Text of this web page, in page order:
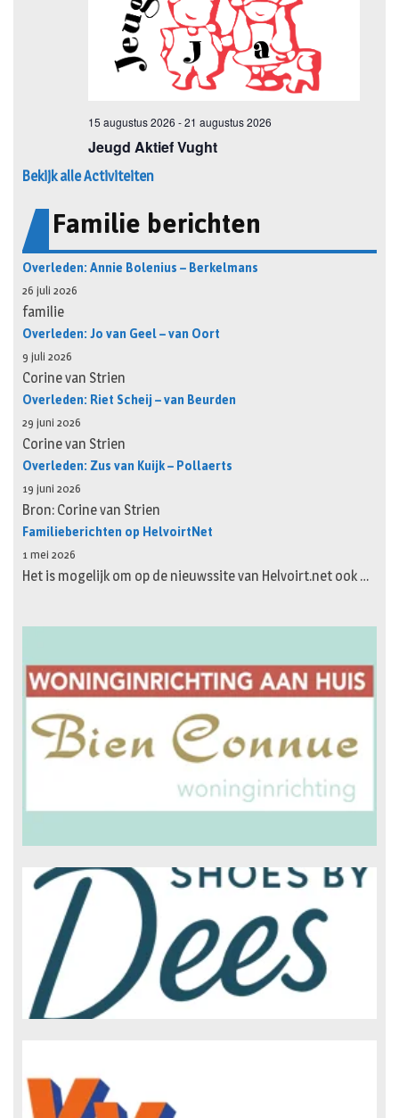
Bekijk alle Activiteiten
Familie berichten
Overleden: Annie Bolenius – Berkelmans
26 juli 2026
familie
Overleden: Jo van Geel – van Oort
9 juli 2026
Corine van Strien
Overleden: Riet Scheij – van Beurden
29 juni 2026
Corine van Strien
Overleden: Zus van Kuijk – Pollaerts
19 juni 2026
Bron: Corine van Strien
Familieberichten op HelvoirtNet
1 mei 2026
Het is mogelijk om op de nieuwssite van Helvoirt.net ook …